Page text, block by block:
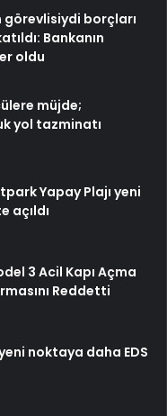
borçları
Bankanın
oldu
müjde;
yol tazminatı
Yapay Plajı yeni
açıldı
3 Acil Kapı Açma
Reddetti
noktaya daha EDS